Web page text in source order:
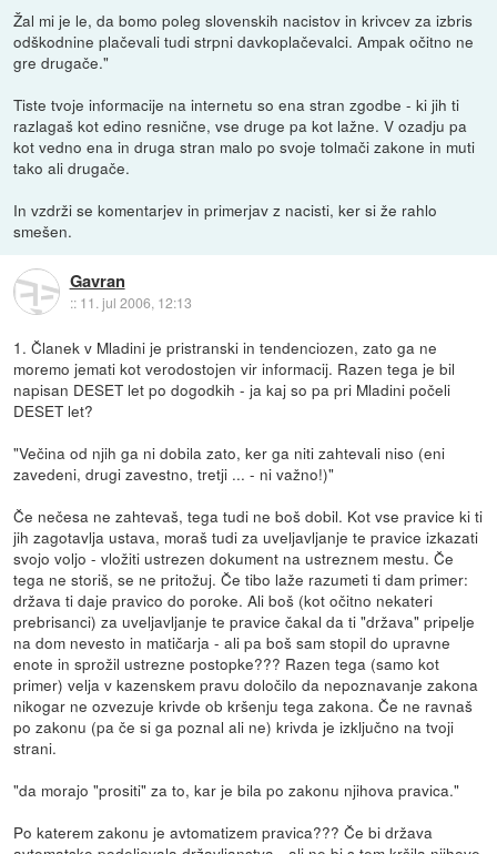
Žal mi je le, da bomo poleg slovenskih nacistov in krivcev za izbris
odškodnine plačevali tudi strpni davkoplačevalci. Ampak očitno ne
gre drugače."
Tiste tvoje informacije na internetu so ena stran zgodbe - ki jih ti
razlagaš kot edino resnične, vse druge pa kot lažne. V ozadju pa
kot vedno ena in druga stran malo po svoje tolmači zakone in muti
tako ali drugače.
In vzdrži se komentarjev in primerjav z nacisti, ker si že rahlo
smešen.
Gavran
:: 11. jul 2006, 12:13
1. Članek v Mladini je pristranski in tendenciozen, zato ga ne
moremo jemati kot verodostojen vir informacij. Razen tega je bil
napisan DESET let po dogodkih - ja kaj so pa pri Mladini počeli
DESET let?
"Večina od njih ga ni dobila zato, ker ga niti zahtevali niso (eni
zavedeni, drugi zavestno, tretji ... - ni važno!)"
Če nečesa ne zahtevaš, tega tudi ne boš dobil. Kot vse pravice ki ti
jih zagotavlja ustava, moraš tudi za uveljavljanje te pravice izkazati
svojo voljo - vložiti ustrezen dokument na ustreznem mestu. Če
tega ne storiš, se ne pritožuj. Če tibo laže razumeti ti dam primer:
država ti daje pravico do poroke. Ali boš (kot očitno nekateri
prebrisanci) za uveljavljanje te pravice čakal da ti "država" pripelje
na dom nevesto in matičarja - ali pa boš sam stopil do upravne
enote in sprožil ustrezne postopke??? Razen tega (samo kot
primer) velja v kazenskem pravu določilo da nepoznavanje zakona
nikogar ne ozvezuje krivde ob kršenju tega zakona. Če ne ravnaš
po zakonu (pa če si ga poznal ali ne) krivda je izključno na tvoji
strani.
"da morajo "prositi" za to, kar je bila po zakonu njihova pravica."
Po katerem zakonu je avtomatizem pravica??? Če bi država